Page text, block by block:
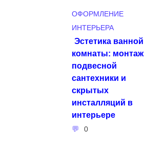
ОФОРМЛЕНИЕ
ИНТЕРЬЕРА
Эстетика ванной
комнаты: монтаж
подвесной
сантехники и
скрытых
инсталляций в
интерьере
0